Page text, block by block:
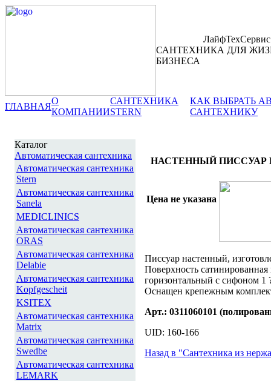
ЛайфТехСервис
САНТЕХНИКА ДЛЯ
БИЗНЕСА
ГЛАВНАЯ
О
КОМПАНИИ
САНТЕХНИКА
STERN
КАК ВЫБРАТЬ
САНТЕХНИКУ
Каталог
Автоматическая сантехника
Автоматическая сантехника
Stern
Автоматическая сантехника
Sanela
MEDICLINICS
Автоматическая сантехника
ORAS
Автоматическая сантехника
Delabie
Автоматическая сантехника
Kopfgescheit
KSITEX
Автоматическая сантехника
Matrix
Автоматическая сантехника
Swedbe
Автоматическая сантехника
LEMARK
НАСТЕННЫЙ ПИССУАР
Цена не указана
Писсуар настенный,
Поверхность
горизонтальный с сифоном 1
Оснащен крепежным
Арт.: 0311060101
UID: 160-166
Назад в "Сантехника из